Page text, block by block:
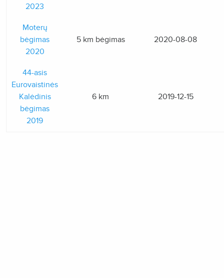
2023
Moterų
bėgimas
2020
5 km bėgimas 2020-08-08
44-asis
Eurovaistinės
Kalėdinis
bėgimas
2019
6 km 2019-12-15